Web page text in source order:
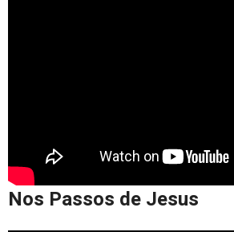
Nos Passos de Jesus